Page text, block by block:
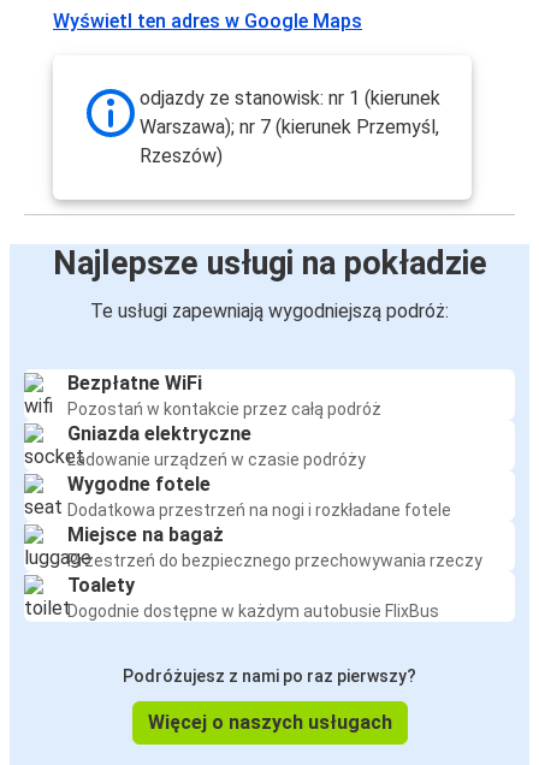
Wyświetl ten adres w Google Maps
odjazdy ze stanowisk: nr 1 (kierunek
Warszawa); nr 7 (kierunek Przemyśl,
Rzeszów)
Najlepsze usługi na pokładzie
Te usługi zapewniają wygodniejszą podróż:
Bezpłatne WiFi
Pozostań w kontakcie przez całą podróż
Gniazda elektryczne
Ładowanie urządzeń w czasie podróży
Wygodne fotele
Dodatkowa przestrzeń na nogi i rozkładane fotele
Miejsce na bagaż
Przestrzeń do bezpiecznego przechowywania rzeczy
Toalety
Dogodnie dostępne w każdym autobusie FlixBus
Podróżujesz z nami po raz pierwszy?
Więcej o naszych usługach